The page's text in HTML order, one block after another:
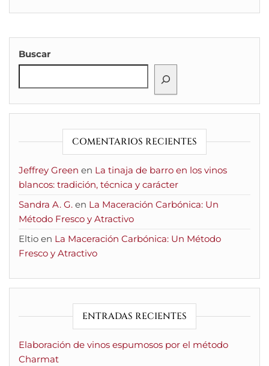
Buscar
COMENTARIOS RECIENTES
Jeffrey Green en La tinaja de barro en los vinos
blancos: tradición, técnica y carácter
Sandra A. G. en La Maceración Carbónica: Un
Método Fresco y Atractivo
Eltio en La Maceración Carbónica: Un Método
Fresco y Atractivo
ENTRADAS RECIENTES
Elaboración de vinos espumosos por el método
Charmat